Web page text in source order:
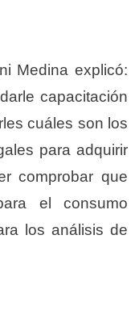
Medina explicó:
capacitación
cuáles son los
para adquirir
comprobar que
el consumo
los análisis de